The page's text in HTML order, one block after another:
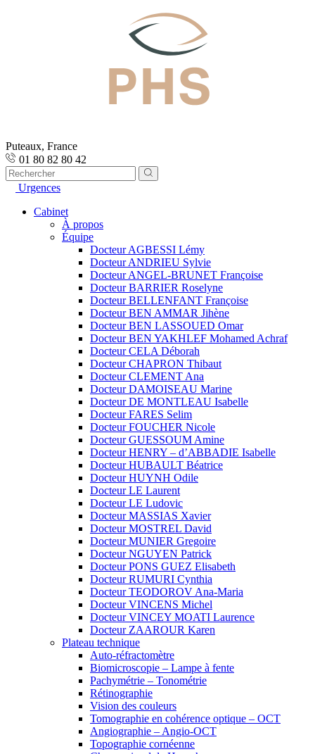
Puteaux, France
01 80 82 80 42
Urgences
Cabinet
À propos
Équipe
Docteur AGBESSI Lémy
Docteur ANDRIEU Sylvie
Docteur ANGEL-BRUNET Françoise
Docteur BARRIER Roselyne
Docteur BELLENFANT Françoise
Docteur BEN AMMAR Jihène
Docteur BEN LASSOUED Omar
Docteur BEN YAKHLEF Mohamed Achraf
Docteur CELA Déborah
Docteur CHAPRON Thibaut
Docteur CLEMENT Ana
Docteur DAMOISEAU Marine
Docteur DE MONTLEAU Isabelle
Docteur FARES Selim
Docteur FOUCHER Nicole
Docteur GUESSOUM Amine
Docteur HENRY – d’ABBADIE Isabelle
Docteur HUBAULT Béatrice
Docteur HUYNH Odile
Docteur LE Laurent
Docteur LE Ludovic
Docteur MASSIAS Xavier
Docteur MOSTREL David
Docteur MUNIER Gregoire
Docteur NGUYEN Patrick
Docteur PONS GUEZ Elisabeth
Docteur RUMURI Cynthia
Docteur TEODOROV Ana-Maria
Docteur VINCENS Michel
Docteur VINCEY MOATI Laurence
Docteur ZAAROUR Karen
Plateau technique
Auto-réfractomètre
Biomicroscopie – Lampe à fente
Pachymétrie – Tonométrie
Rétinographie
Vision des couleurs
Tomographie en cohérence optique – OCT
Angiographie – Angio-OCT
Topographie cornéenne